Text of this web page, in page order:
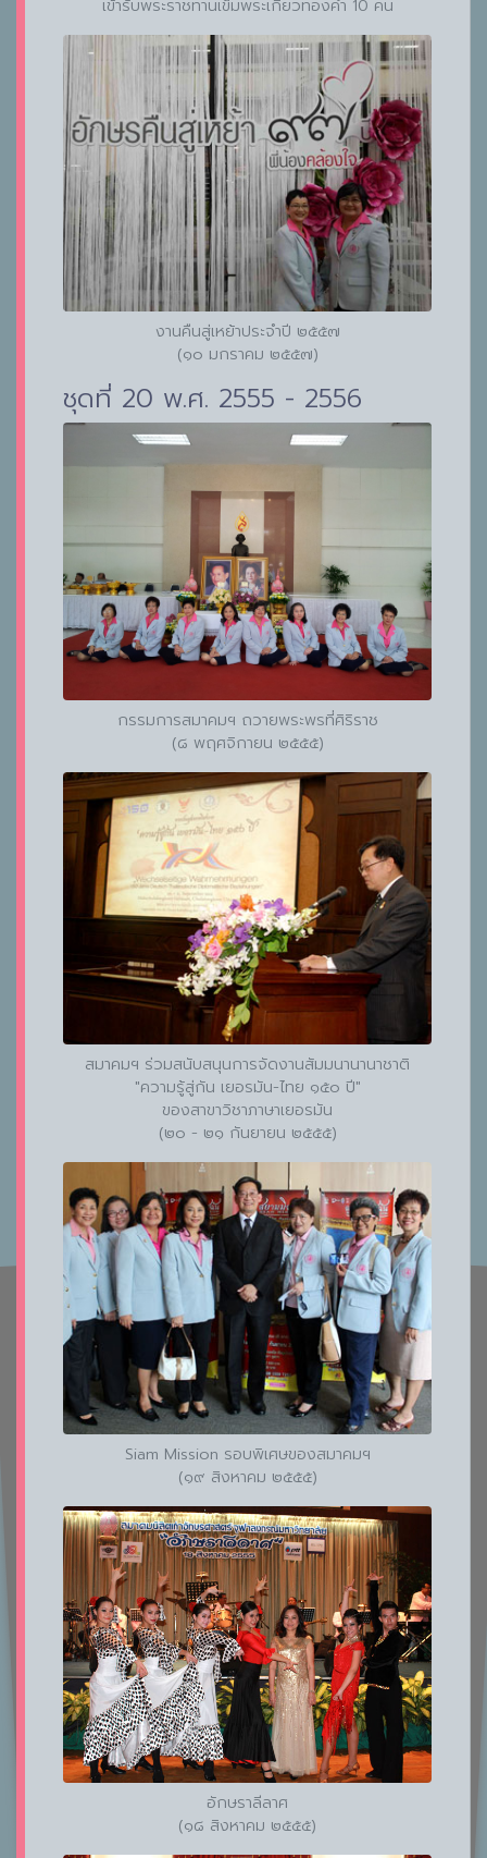
เข้ารับพระราชทานเข็มพระเกี้ยวทองคำ 10 คน
งานคืนสู่เหย้าประจำปี ๒๕๕๗
(๑๐ มกราคม ๒๕๕๗)
ชุดที่ 20 พ.ศ. 2555 - 2556
กรรมการสมาคมฯ ถวายพระพรที่ศิริราช
(๘ พฤศจิกายน ๒๕๕๕)
สมาคมฯ ร่วมสนับสนุนการจัดงานสัมมนานานาชาติ
"ความรู้สู่กัน เยอรมัน-ไทย ๑๕๐ ปี"
ของสาขาวิชาภาษาเยอรมัน
(๒๐ - ๒๑ กันยายน ๒๕๕๕)
Siam Mission รอบพิเศษของสมาคมฯ
(๑๙ สิงหาคม ๒๕๕๕)
อักษราลีลาศ
(๑๘ สิงหาคม ๒๕๕๕)